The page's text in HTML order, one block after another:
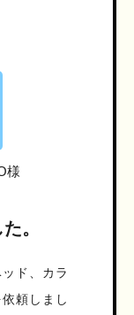
様
。
ド、カラ
頼しまし